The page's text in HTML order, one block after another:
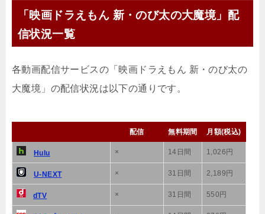
「映画ドラえもん 新・のび太の大魔境」配
信状況一覧
各動画配信サービスの「映画ドラえもん 新・のび太の
大魔境」の配信状況は以下の通りです。
配信 無料期間 月額(税込)
Hulu × 14日間 1,026円
U-NEXT × 31日間 2,189円
dTV × 31日間 550円